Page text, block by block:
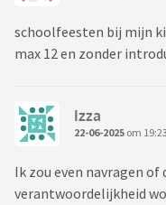
schoolfeesten bij mijn
max 12 en zonder
Izza
22-06-2025 om 19:23
Ik zou even navragen
verantwoordelijkheid